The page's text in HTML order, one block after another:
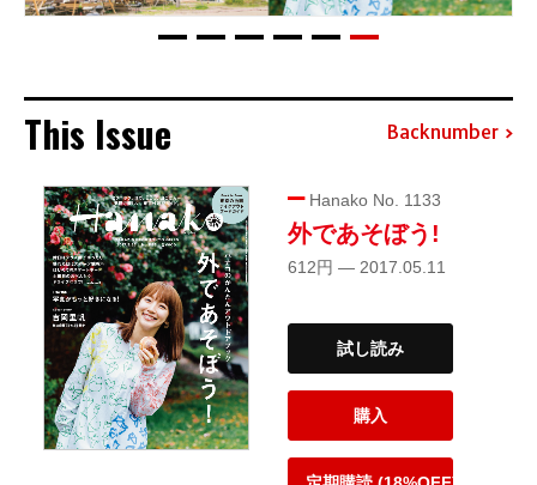
This Issue Backnumber
Hanako No. 1133
外であそぼう!
612円 — 2017.05.11
試し読み
購入